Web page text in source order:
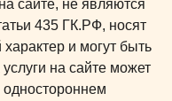
сайте, не являются
435 ГК.РФ, носят
и могут быть
на сайте может